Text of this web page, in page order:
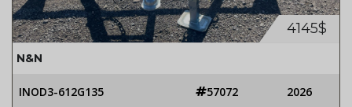
4145$
N&N
INOD3-612G135 57072 2026